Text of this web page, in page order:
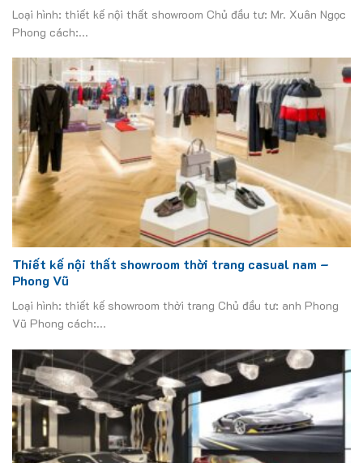
Loại hình: thiết kế nội thất showroom Chủ đầu tư: Mr. Xuân Ngọc
Phong cách:...
Thiết kế nội thất showroom thời trang casual nam –
Phong Vũ
Loại hình: thiết kế showroom thời trang Chủ đầu tư: anh Phong
Vũ Phong cách:...